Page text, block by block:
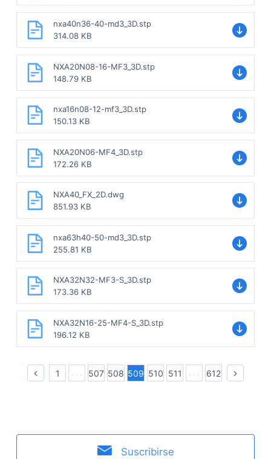
nxa40n36-40-md3_3D.stp
314.08 KB
NXA20N08-16-MF3_3D.stp
148.79 KB
nxa16n08-12-mf3_3D.stp
150.13 KB
NXA20N06-MF4_3D.stp
172.26 KB
NXA40_FX_2D.dwg
851.93 KB
nxa63h40-50-md3_3D.stp
255.81 KB
NXA32N32-MF3-S_3D.stp
173.36 KB
NXA32N16-25-MF4-S_3D.stp
196.12 KB
1 507 508 509 510 511 612
Suscribirse